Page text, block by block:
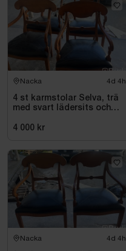
Nacka 4d 4h
4 st karmstolar Selva, trä
med svart lädersits och
4 000 kr
Nacka 4d 4h